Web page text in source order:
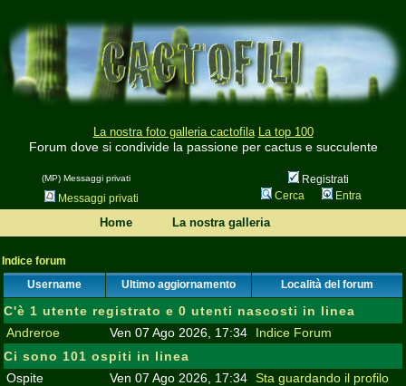
La nostra foto galleria cactofila La top 100
Forum dove si condivide la passione per cactus e succulente
(MP) Messaggi privati
Registrati
Messaggi privati
Cerca Entra
Home La nostra galleria
Indice forum
Username
Ultimo aggiornamento Località del forum
C'è 1 utente registrato e 0 utenti nascosti in linea
Andreroe
Ven 07 Ago 2026, 17:34
Indice Forum
Ci sono 101 ospiti in linea
Ospite
Ven 07 Ago 2026, 17:34 Sta guardando il profilo